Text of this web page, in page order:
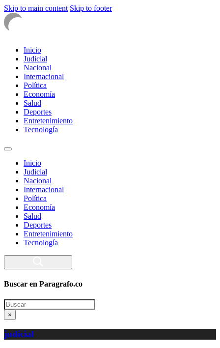
Skip to main content Skip to footer
Inicio
Judicial
Nacional
Internacional
Política
Economía
Salud
Deportes
Entretenimiento
Tecnología
Inicio
Judicial
Nacional
Internacional
Política
Economía
Salud
Deportes
Entretenimiento
Tecnología
Buscar en Paragrafo.co
Search
×
judicial